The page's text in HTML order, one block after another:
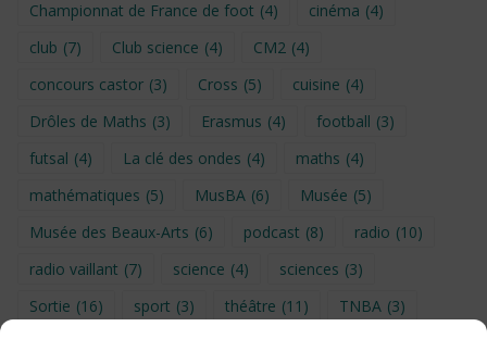
Championnat de France de foot (4) cinéma (4)
club (7) Club science (4) CM2 (4)
concours castor (3) Cross (5) cuisine (4)
Drôles de Maths (3) Erasmus (4) football (3)
futsal (4) La clé des ondes (4) maths (4)
mathématiques (5) MusBA (6) Musée (5)
Musée des Beaux-Arts (6) podcast (8) radio (10)
radio vaillant (7) science (4) sciences (3)
Sortie (16) sport (3) théâtre (11) TNBA (3)